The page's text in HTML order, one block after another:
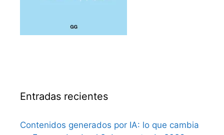
Entradas recientes
Contenidos generados por IA: lo que cambia